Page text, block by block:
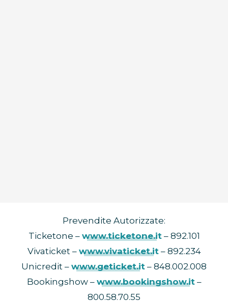
Prevendite Autorizzate:
Ticketone – www.ticketone.it– 892.101
Vivaticket – www.vivaticket.it– 892.234
Unicredit – www.geticket.it – 848.002.008
Bookingshow – www.bookingshow.it–
800.58.70.55